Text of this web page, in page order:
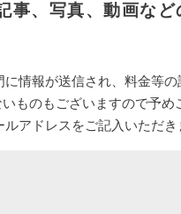
事、写真、動画な
情報が送信され、料金等の
ものもございますので予め
アドレスをご記入いただき